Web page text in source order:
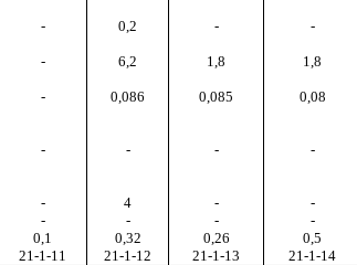
- 0,2 - -
- 6,2 1,8 1,8
- 0,086 0,085 0,08
- - - -
- 4 - -
- - - -
0,1 0,32 0,26 0,5
21-1-11 21-1-12 21-1-13 21-1-14